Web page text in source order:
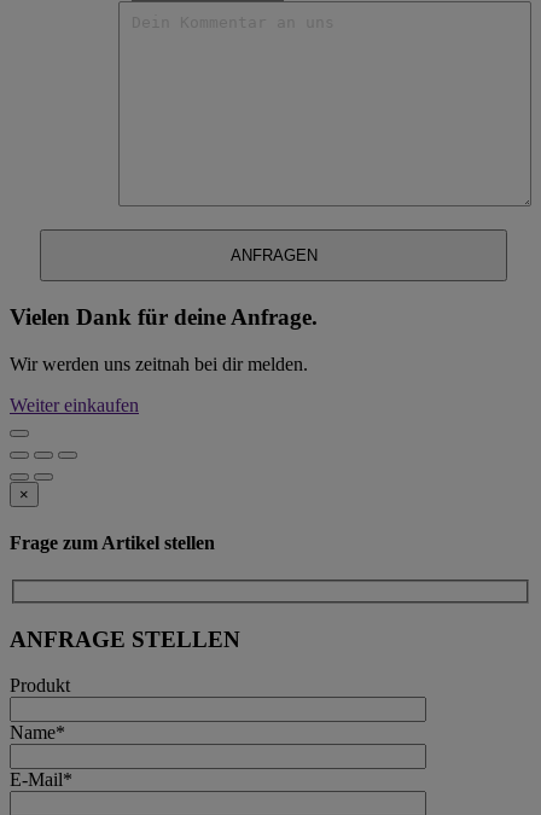
Vielen Dank für deine Anfrage.
Wir werden uns zeitnah bei dir melden.
Weiter einkaufen
×
Frage zum Artikel stellen
ANFRAGE STELLEN
Produkt
Name*
E-Mail*